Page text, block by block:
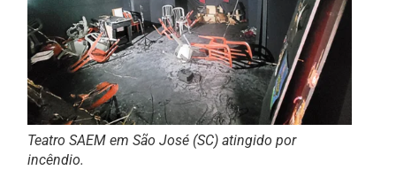
Teatro SAEM em São José (SC) atingido por
incêndio.